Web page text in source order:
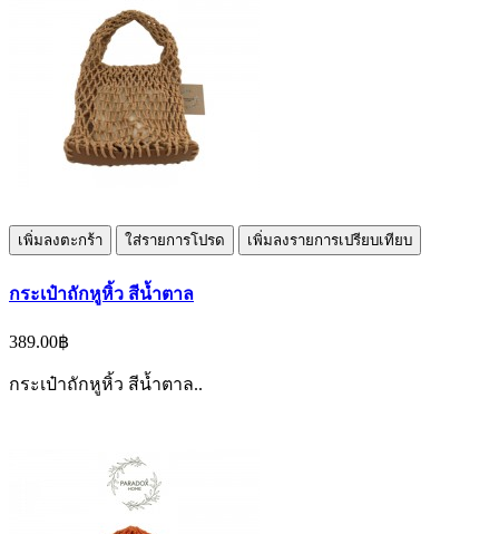
เพิ่มลงตะกร้า ใส่รายการโปรด เพิ่มลงรายการเปรียบเทียบ
กระเป๋าถักหูหิ้ว สีน้ำตาล
389.00฿
กระเป๋าถักหูหิ้ว สีน้ำตาล..